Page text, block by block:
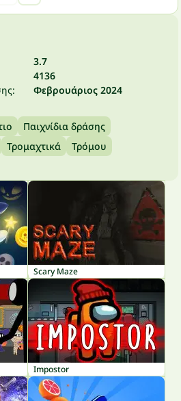
3.7
4136
Φεβρουάριος 2024
Παιχνίδια δράσης
Τρομαχτικά Τρόμου
Scary Maze
Impostor